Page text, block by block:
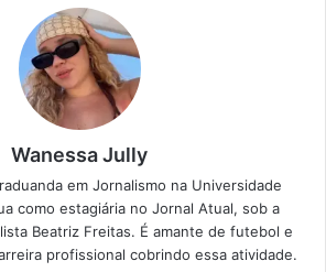
Wanessa Jully
em Jornalismo na Universidade
como estagiária no Jornal Atual, sob a
Beatriz Freitas. É amante de futebol e
profissional cobrindo essa atividade.